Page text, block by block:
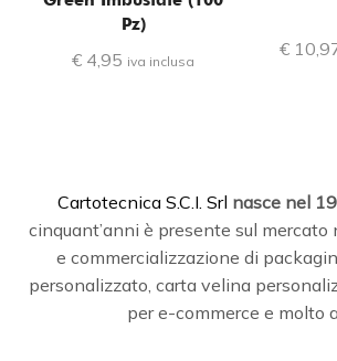
Pz)
€ 4,95 iva inclusa
€
Cartotecnica S.C.I. Srl nasce nel
cinquant’anni è presente sul mercato
e commercializzazione di
personalizzato, carta velina
per e-commerce e molto